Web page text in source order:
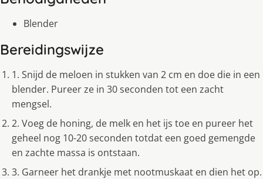
Blender
Bereidingswijze
1. Snijd de meloen in stukken van 2 cm en doe die in een
blender. Pureer ze in 30 seconden tot een zacht
mengsel.
2. Voeg de honing, de melk en het ijs toe en pureer het
geheel nog 10-20 seconden totdat een goed gemengde
en zachte massa is ontstaan.
3. Garneer het drankje met nootmuskaat en dien het op.